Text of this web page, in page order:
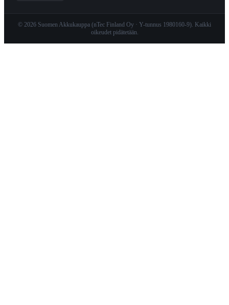
© 2026 Suomen Akkukauppa (nTec Finland Oy · Y-tunnus 1980160-9). Kaikki
oikeudet pidätetään.